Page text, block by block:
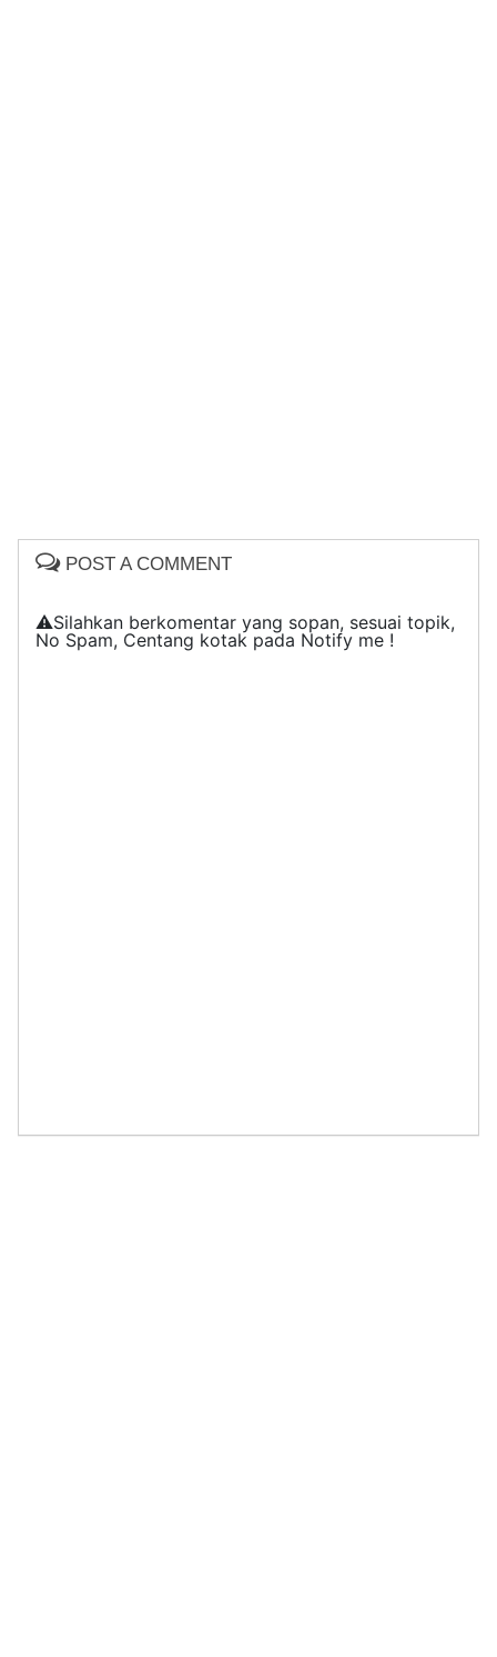
POST A COMMENT
⚠️Silahkan berkomentar yang sopan, sesuai topik,
No Spam, Centang kotak pada Notify me !